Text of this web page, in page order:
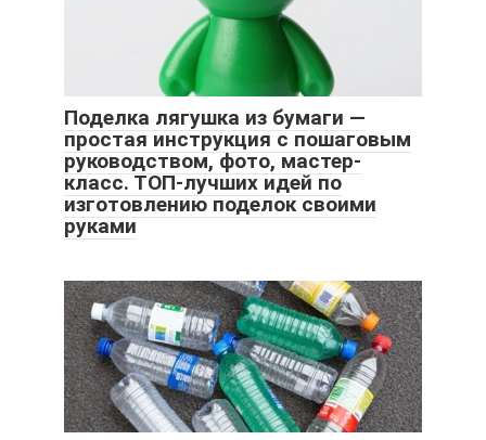
Поделка лягушка из бумаги —
простая инструкция с пошаговым
руководством, фото, мастер-
класс. ТОП-лучших идей по
изготовлению поделок своими
руками